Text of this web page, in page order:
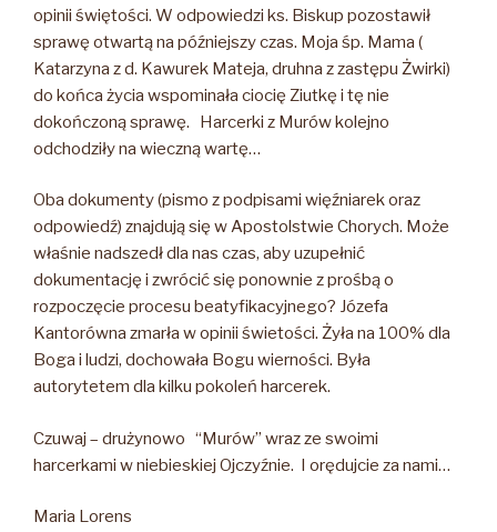
opinii świętości. W odpowiedzi ks. Biskup pozostawił
sprawę otwartą na późniejszy czas. Moja śp. Mama (
Katarzyna z d. Kawurek Mateja, druhna z zastępu Żwirki)
do końca życia wspominała ciocię Ziutkę i tę nie
dokończoną sprawę. Harcerki z Murów kolejno
odchodziły na wieczną wartę…
Oba dokumenty (pismo z podpisami więźniarek oraz
odpowiedź) znajdują się w Apostolstwie Chorych. Może
właśnie nadszedł dla nas czas, aby uzupełnić
dokumentację i zwrócić się ponownie z prośbą o
rozpoczęcie procesu beatyfikacyjnego? Józefa
Kantorówna zmarła w opinii świetości. Żyła na 100% dla
Boga i ludzi, dochowała Bogu wierności. Była
autorytetem dla kilku pokoleń harcerek.
Czuwaj – drużynowo “Murów” wraz ze swoimi
harcerkami w niebieskiej Ojczyźnie. I orędujcie za nami…
Maria Lorens